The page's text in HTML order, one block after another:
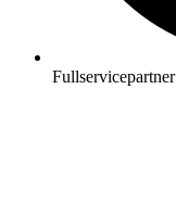
Fullservicepartner